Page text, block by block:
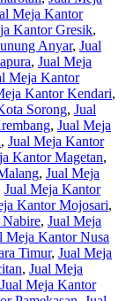
Meja Kantor
Kantor Gresik,
Anyar, Jual
, Jual Meja
Meja Kantor
Kantor Kendari,
Sorong, Jual
, Jual Meja
, Jual Meja Kantor
Kantor Magetan,
, Jual Meja
Jual Meja Kantor
Kantor Mojosari,
, Jual Meja
Meja Kantor Nusa
Timur, Jual Meja
, Jual Meja
Jual Meja Kantor